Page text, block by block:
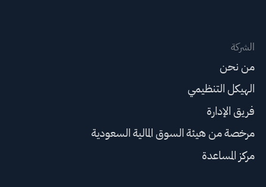
الشركة
من نحن
الهيكل التنظيمي
فريق الإدارة
مرخصة من هيئة السوق المالية السعودية
مركز المساعدة